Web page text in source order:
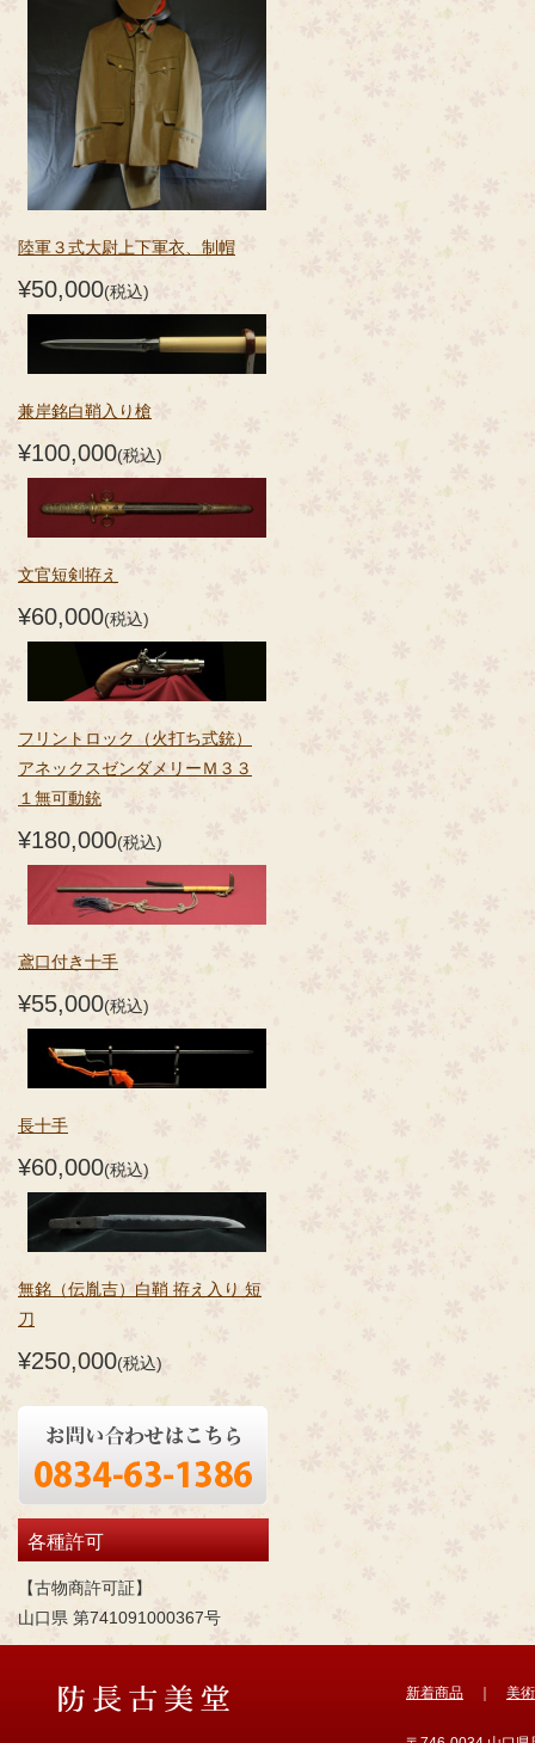
陸軍３式大尉上下軍衣、制帽
¥50,000(税込)
兼岸銘白鞘入り槍
¥100,000(税込)
文官短剣拵え
¥60,000(税込)
フリントロック（火打ち式銃）
アネックスゼンダメリーＭ３３
１無可動銃
¥180,000(税込)
鳶口付き十手
¥55,000(税込)
長十手
¥60,000(税込)
無銘（伝胤吉）白鞘 拵え入り 短
刀
¥250,000(税込)
各種許可
【古物商許可証】
山口県 第741091000367号
新着商品 美